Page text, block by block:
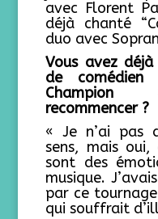
avec Florent
déjà chanté
duo avec
Vous avez
de
Champion
recommencer ?
« Je n’ai pas
sens, mais
sont des
musique.
par ce
qui souffrait